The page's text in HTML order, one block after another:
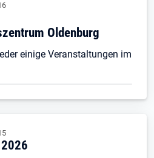
Oldenburg
einige Veranstaltungen im